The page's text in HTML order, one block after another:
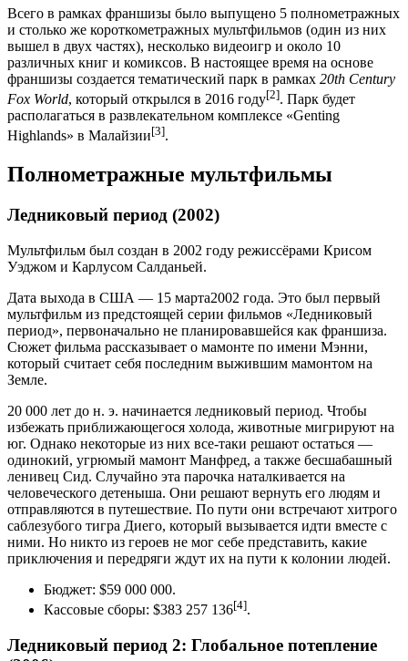
Всего в рамках франшизы было выпущено 5 полнометражных
и столько же короткометражных мультфильмов (один из них
вышел в двух частях), несколько видеоигр и около 10
различных книг и комиксов. В настоящее время на основе
франшизы создается тематический парк в рамках 20th Century
Fox World, который открылся в 2016 году[2]. Парк будет
располагаться в развлекательном комплексе «Genting
Highlands» в Малайзии[3].
Полнометражные мультфильмы
Ледниковый период (2002)
Мультфильм был создан в 2002 году режиссёрами Крисом
Уэджом и Карлусом Салданьей.
Дата выхода в США — 15 марта2002 года. Это был первый
мультфильм из предстоящей серии фильмов «Ледниковый
период», первоначально не планировавшейся как франшиза.
Сюжет фильма рассказывает о мамонте по имени Мэнни,
который считает себя последним выжившим мамонтом на
Земле.
20 000 лет до н. э. начинается ледниковый период. Чтобы
избежать приближающегося холода, животные мигрируют на
юг. Однако некоторые из них все-таки решают остаться —
одинокий, угрюмый мамонт Манфред, а также бесшабашный
ленивец Сид. Случайно эта парочка наталкивается на
человеческого детеныша. Они решают вернуть его людям и
отправляются в путешествие. По пути они встречают хитрого
саблезубого тигра Диего, который вызывается идти вместе с
ними. Но никто из героев не мог себе представить, какие
приключения и передряги ждут их на пути к колонии людей.
Бюджет: $59 000 000.
Кассовые сборы: $383 257 136[4].
Ледниковый период 2: Глобальное потепление